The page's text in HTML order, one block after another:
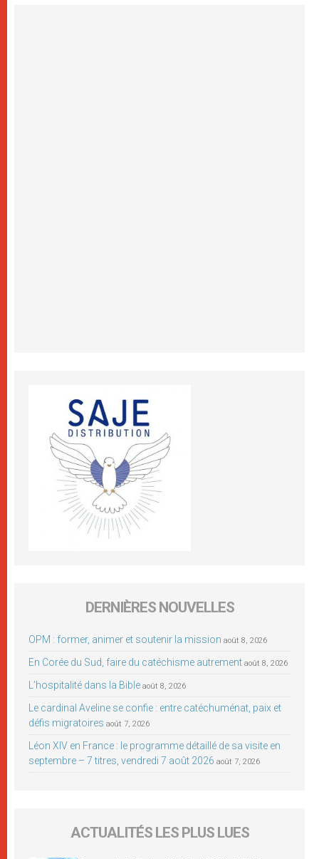
DERNIÈRES NOUVELLES
OPM : former, animer et soutenir la mission août 8, 2026
En Corée du Sud, faire du catéchisme autrement août 8, 2026
L’hospitalité dans la Bible août 8, 2026
Le cardinal Aveline se confie : entre catéchuménat, paix et
défis migratoires août 7, 2026
Léon XIV en France : le programme détaillé de sa visite en
septembre – 7 titres, vendredi 7 août 2026 août 7, 2026
ACTUALITÉS LES PLUS LUES